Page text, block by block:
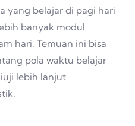
yang belajar di pagi hari
banyak modul
hari. Temuan ini bisa
pola waktu belajar
lebih lanjut